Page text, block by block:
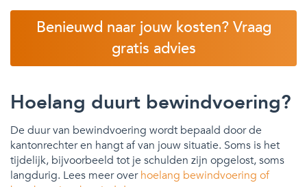
Benieuwd naar jouw kosten? Vraag
gratis advies
Hoelang duurt bewindvoering?
De duur van bewindvoering wordt bepaald door de
kantonrechter en hangt af van jouw situatie. Soms is het
tijdelijk, bijvoorbeeld tot je schulden zijn opgelost, soms
langdurig. Lees meer overhoelang bewindvoering of